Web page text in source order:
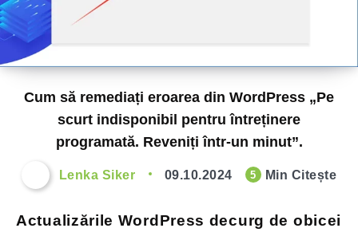
Cum să remediați eroarea din WordPress „Pe
scurt indisponibil pentru întreținere
programată. Reveniți într-un minut”.
Lenka Siker 09.10.2024 5 Min Citește
Actualizările WordPress decurg de obicei